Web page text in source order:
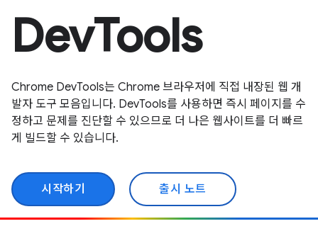
DevTools
Chrome DevTools는 Chrome 브라우저에 직접 내장된 웹 개
발자 도구 모음입니다. DevTools를 사용하면 즉시 페이지를 수
정하고 문제를 진단할 수 있으므로 더 나은 웹사이트를 더 빠르
게 빌드할 수 있습니다.
시작하기 출시 노트